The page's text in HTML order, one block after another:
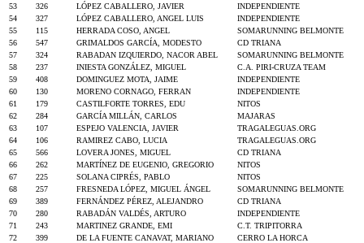
53
326 LÓPEZ CABALLERO, JAVIER
INDEPENDIENTE
54
327 LÓPEZ CABALLERO, ANGEL LUIS
INDEPENDIENTE
55
115 HERRADA COSO, ANGEL
SOMARUNNING BELMONTE
56
547 GRIMALDOS GARCÍA, MODESTO
CD TRIANA
57
324 RABADAN IZQUIERDO, NACOR ABEL
SOMARUNNING BELMONTE
58
237 INIESTA GONZÁLEZ, MIGUEL
C.A. PIRI-CRUZA TEAM
59
408 DOMINGUEZ MOTA, JAIME
INDEPENDIENTE
60
130 MORENO CORNAGO, FERRAN
INDEPENDIENTE
61
179 CASTILFORTE TORRES, EDU
NITOS
62
284 GARCÍA MILLÁN, CARLOS
MAJARAS
63
107 ESPEJO VALENCIA, JAVIER
TRAGALEGUAS.ORG
64
106 RAMIREZ CABO, LUCIA
TRAGALEGUAS.ORG
65
566 LOVERA JONES, MIGUEL
CD TRIANA
66
262 MARTÍNEZ DE EUGENIO, GREGORIO
NITOS
67
225 SOLANA CIPRÉS, PABLO
NITOS
68
257 FRESNEDA LÓPEZ, MIGUEL ÁNGEL
SOMARUNNING BELMONTE
69
389 FERNÁNDEZ PÉREZ, ALEJANDRO
CD TRIANA
70
280 RABADÁN VALDÉS, ARTURO
INDEPENDIENTE
71
243 MARTINEZ GRANDE, EMI
C.T. TRIPITORRA
72
399 DE LA FUENTE CANAVAT, MARIANO
CERRO LA HORCA